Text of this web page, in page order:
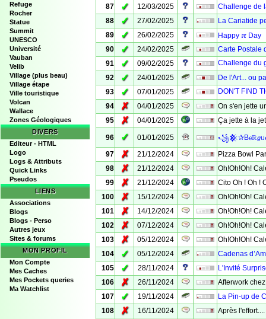
Refuge
Rocher
Statue
Summit
UNESCO
Université
Vauban
Velib
Village (plus beau)
Village étape
Ville touristique
Volcan
Wallace
Zones Géologiques
DIVERS
Editeur - HTML
Logo
Logs & Attributs
Quick Links
Pseudos
LIENS
Associations
Blogs
Blogs - Perso
Autres jeux
Sites & forums
MON PROFIL
Mon Compte
Mes Caches
Mes Pockets queries
Ma Watchlist
87
✓ 12/03/2025
Challenge de
88
✓ 27/02/2025
La Cariatide
89
✓ 26/02/2025
Happy ℼ Day
90
✓ 24/02/2025
Carte Postale
91
✓ 09/02/2025
Challenge du
92
✓ 24/01/2025
De l'Art... ou
93
✓ 07/01/2025
DON'T FIND
94
✗ 04/01/2025
On s'en jette
95
✗ 04/01/2025 Ça jette à la
96 ✓ 01/01/2025
97
✗ 21/12/2024
Pizza Bowl
98
✗ 21/12/2024
Oh!Oh!Oh!
99
✗ 21/12/2024
Cito Oh ! Oh !
100
✗ 15/12/2024
Oh!Oh!Oh!
101
✗ 14/12/2024
Oh!Oh!Oh!
102
✗ 07/12/2024
Oh!Oh!Oh!
103
✗ 05/12/2024
Oh!Oh!Oh!
104
✓ 05/12/2024
Cadenas
105
✓ 28/11/2024
L'Invité
106
✗ 26/11/2024
Afterwork
107
✓ 19/11/2024
La Pin-up de
108
✗ 16/11/2024
Après